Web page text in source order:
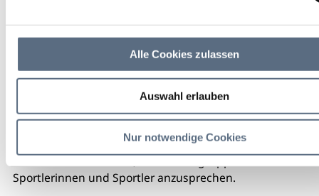
Alle Cookies zulassen
Auswahl erlauben
Nur notwendige Cookies
Ziel des Parcours ist es, alle Muskelgruppen der
Sportlerinnen und Sportler anzusprechen.